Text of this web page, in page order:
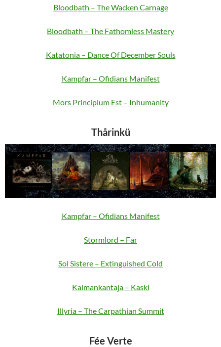
Bloodbath – The Wacken Carnage
Bloodbath – The Fathomless Mastery
Katatonia – Dance Of December Souls
Kampfar – Ofidians Manifest
Mors Principium Est – Inhumanity
Thårinkü
Kampfar – Ofidians Manifest
Stormlord – Far
Sol Sistere – Extinguished Cold
Kalmankantaja – Kaski
Illyria – The Carpathian Summit
Fée Verte